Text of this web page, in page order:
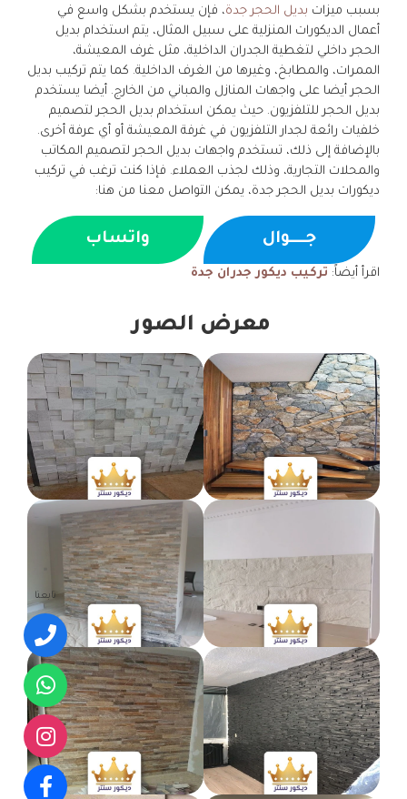
بسبب ميزات بديل الحجر جدة، فإن يستخدم بشكل واسع في
أعمال الديكورات المنزلية على سبيل المثال، يتم استخدام بديل
الحجر داخلي لتغطية الجدران الداخلية، مثل غرف المعيشة،
الممرات، والمطابخ، وغيرها من الغرف الداخلية. كما يتم تركيب بديل
الحجر أيضا على واجهات المنازل والمباني من الخارج. أيضا يستخدم
بديل الحجر للتلفزيون. حيث يمكن استخدام بديل الحجر لتصميم
خلفيات رائعة لجدار التلفزيون في غرفة المعيشة أو أي عرفة أخرى.
بالإضافة إلى ذلك، تستخدم واجهات بديل الحجر لتصميم المكاتب
والمحلات التجارية، وذلك لجذب العملاء. فإذا كنت ترغب في تركيب
ديكورات بديل الحجر جدة، يمكن التواصل معنا من هنا:
جــــوال واتساب
اقرأ أيضاً: تركيب ديكور جدران جدة
معرض الصور
تابعنا